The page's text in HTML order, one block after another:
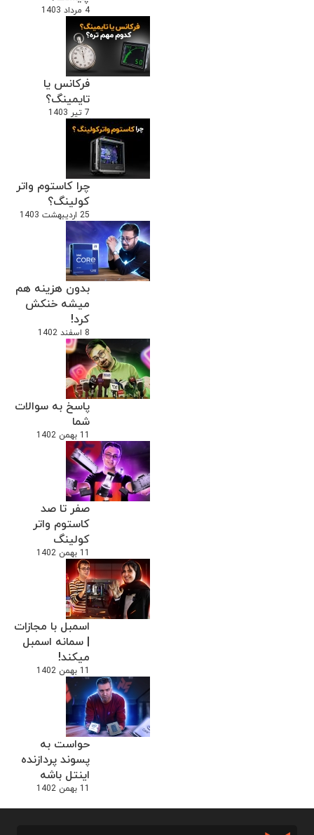
4 مرداد 1403
فرکانس یا
تایمینگ؟
7 تیر 1403
چرا کاستوم واتر
کولینگ؟
25 اردیبهشت 1403
بدون هزینه هم
میشه خنکش
کرد!
8 اسفند 1402
پاسخ به سوالات
شما
11 بهمن 1402
صفر تا صد
کاستوم واتر
کولینگ
11 بهمن 1402
اسمبل با مجازات
| سمانه اسمبل
میکند!
11 بهمن 1402
حواست به
پسوند پردازنده
اینتل باشه
11 بهمن 1402